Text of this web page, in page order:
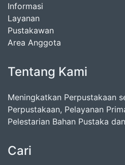
Informasi
Layanan
Pustakawan
Area Anggota
Tentang Kami
Meningkatkan Perpustakaan
Perpustakaan, Pelayanan
Pelestarian Bahan Pustaka
Cari